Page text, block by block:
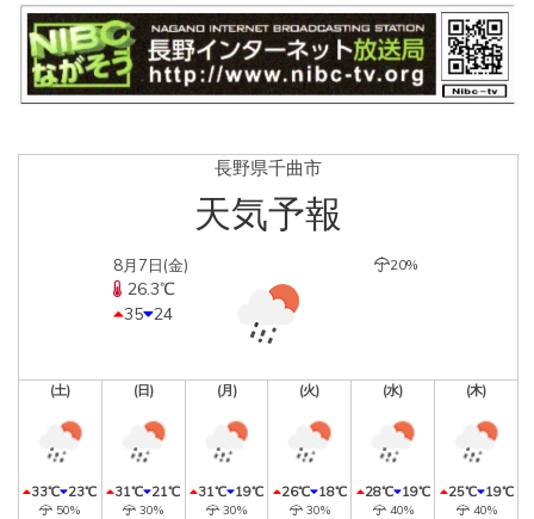
長野県千曲市
天気予報
8月7日(金)
26.3℃
35 24
20%
(土)
33℃ 23℃
50%
(日)
31℃ 21℃
30%
(月)
31℃ 19℃
30%
(火)
26℃ 18℃
30%
(水)
28℃ 19℃
40%
(木)
25℃ 19℃
40%